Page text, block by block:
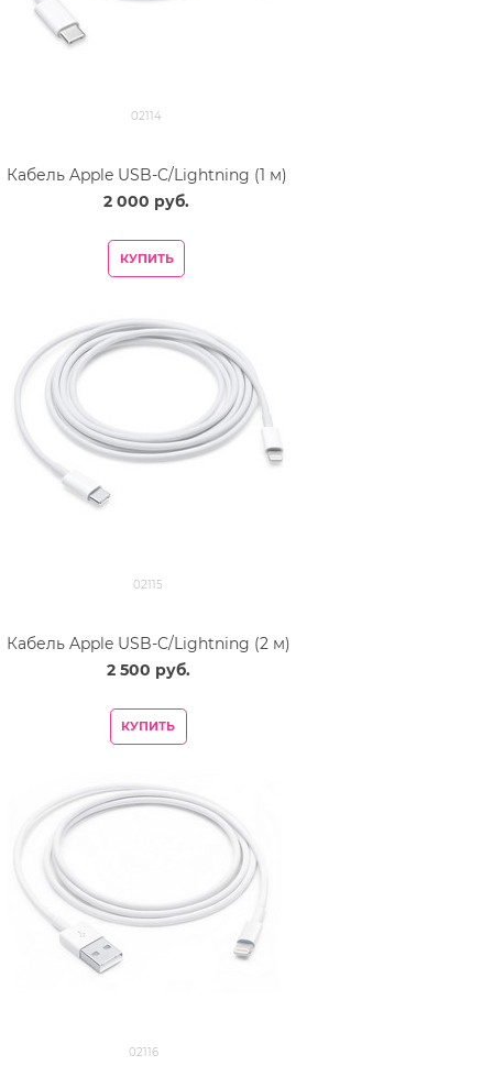
02114
Кабель Apple USB-C/Lightning (1 м)
2 000 руб.
КУПИТЬ
02115
Кабель Apple USB-C/Lightning (2 м)
2 500 руб.
КУПИТЬ
02116